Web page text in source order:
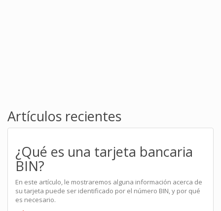
Artículos recientes
¿Qué es una tarjeta bancaria
BIN?
En este artículo, le mostraremos alguna información acerca de
su tarjeta puede ser identificado por el número BIN, y por qué
es necesario.